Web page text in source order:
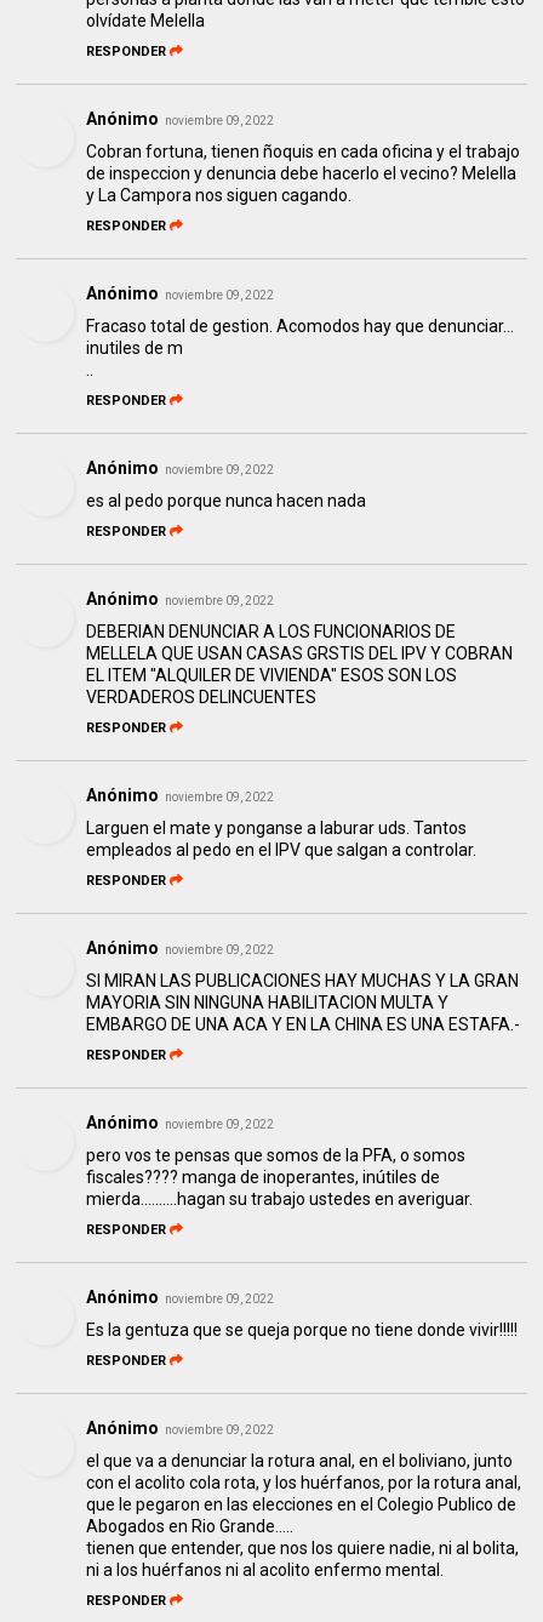
olvídate Melella
RESPONDER
Anónimo noviembre 09, 2022
Cobran fortuna, tienen ñoquis en cada oficina y el trabajo
de inspeccion y denuncia debe hacerlo el vecino? Melella
y La Campora nos siguen cagando.
RESPONDER
Anónimo noviembre 09, 2022
Fracaso total de gestion. Acomodos hay que denunciar...
inutiles de m
..
RESPONDER
Anónimo noviembre 09, 2022
es al pedo porque nunca hacen nada
RESPONDER
Anónimo noviembre 09, 2022
DEBERIAN DENUNCIAR A LOS FUNCIONARIOS DE
MELLELA QUE USAN CASAS GRSTIS DEL IPV Y COBRAN
EL ITEM "ALQUILER DE VIVIENDA" ESOS SON LOS
VERDADEROS DELINCUENTES
RESPONDER
Anónimo noviembre 09, 2022
Larguen el mate y ponganse a laburar uds. Tantos
empleados al pedo en el IPV que salgan a controlar.
RESPONDER
Anónimo noviembre 09, 2022
SI MIRAN LAS PUBLICACIONES HAY MUCHAS Y LA GRAN
MAYORIA SIN NINGUNA HABILITACION MULTA Y
EMBARGO DE UNA ACA Y EN LA CHINA ES UNA ESTAFA.-
RESPONDER
Anónimo noviembre 09, 2022
pero vos te pensas que somos de la PFA, o somos
fiscales???? manga de inoperantes, inútiles de
mierda..........hagan su trabajo ustedes en averiguar.
RESPONDER
Anónimo noviembre 09, 2022
Es la gentuza que se queja porque no tiene donde vivir!!!!!
RESPONDER
Anónimo noviembre 09, 2022
el que va a denunciar la rotura anal, en el boliviano, junto
con el acolito cola rota, y los huérfanos, por la rotura anal,
que le pegaron en las elecciones en el Colegio Publico de
Abogados en Rio Grande.....
tienen que entender, que nos los quiere nadie, ni al bolita,
ni a los huérfanos ni al acolito enfermo mental.
RESPONDER